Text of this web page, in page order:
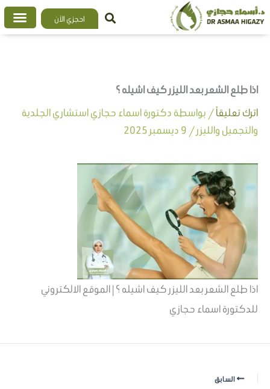
تخطي
إلى
احجزي الآن
اذا طلع الشعر بعد الليزر كيف اشيله ؟
اترك تعليقاً/ بواسطة دكتورة اسماء حجازي استشاري الجلدية
والتجميل والليزر/ 9 ديسمبر 2025
اذا طلع الشعر بعد الليزر كيف اشيله ؟ | الموقع الالكتروني
للدكتورة اسماء حجازي
السابق